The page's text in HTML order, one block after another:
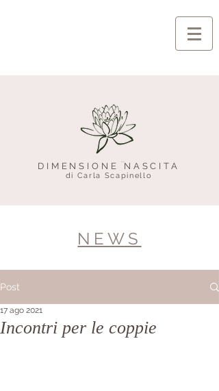
DIMENSIONE NASCITA
di Carla Scapinello
NEWS
Post
Incontri per le coppie
17 ago 2021